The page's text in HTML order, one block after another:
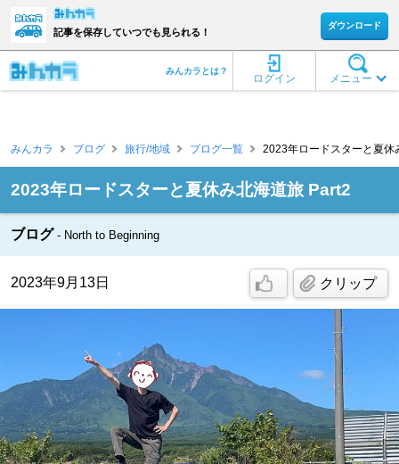
記事を保存していつでも見られる！
ダウンロード
メニュー
ログイン
みんカラとは？
みんカラ ブログ 旅行/地域 ブログ一覧 2023年ロードスターと夏
2023年ロードスターと夏休み北海道旅 Part2
ブログ North to Beginning
2023年9月13日 クリップ